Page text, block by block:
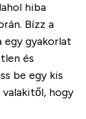
hiba
Bízz a
egy gyakorlat
és
be egy kis
hogy